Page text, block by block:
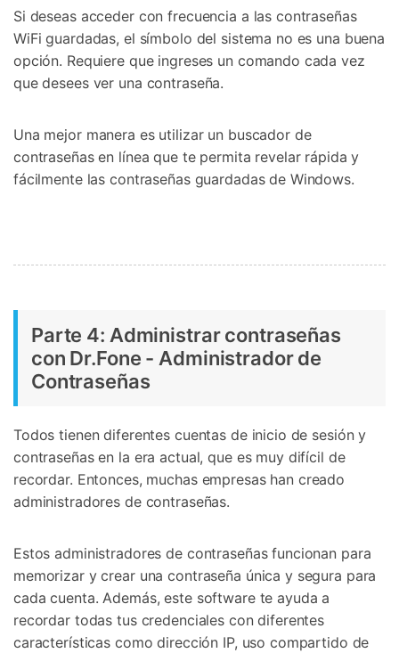
Si deseas acceder con frecuencia a las contraseñas
WiFi guardadas, el símbolo del sistema no es una buena
opción. Requiere que ingreses un comando cada vez
que desees ver una contraseña.
Una mejor manera es utilizar un buscador de
contraseñas en línea que te permita revelar rápida y
fácilmente las contraseñas guardadas de Windows.
Parte 4: Administrar contraseñas
con Dr.Fone - Administrador de
Contraseñas
Todos tienen diferentes cuentas de inicio de sesión y
contraseñas en la era actual, que es muy difícil de
recordar. Entonces, muchas empresas han creado
administradores de contraseñas.
Estos administradores de contraseñas funcionan para
memorizar y crear una contraseña única y segura para
cada cuenta. Además, este software te ayuda a
recordar todas tus credenciales con diferentes
características como dirección IP, uso compartido de